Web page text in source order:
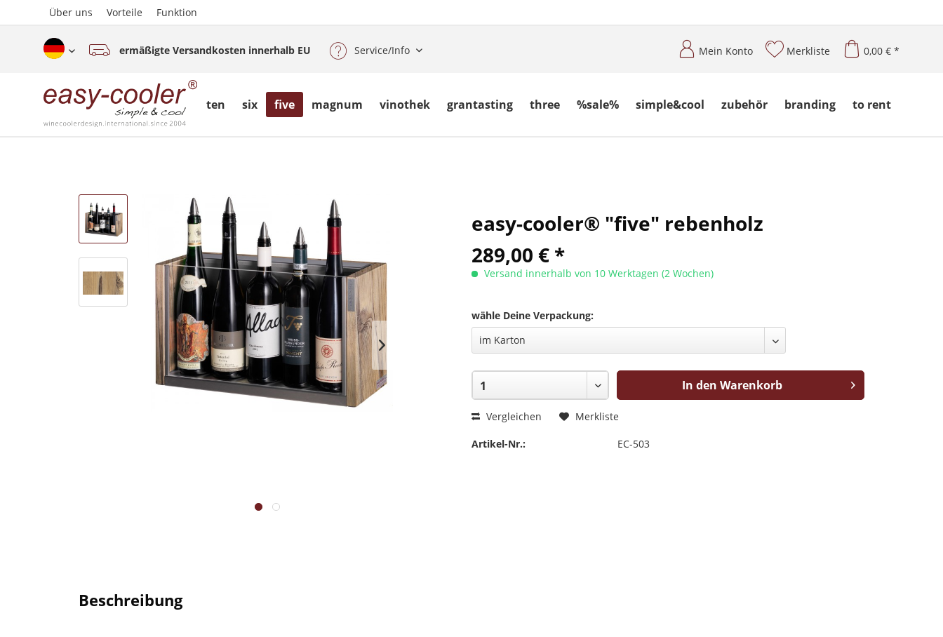
Über uns Vorteile Funktion
Deutsch (www.easy-cooler.com)
ermäßigte Versandkosten innerhalb EU Service/Info Mein Konto Merkliste 0,00 € *
ten six five magnum vinothek grantasting three %sale% simple&cool zubehör branding to rent
easy-cooler® "five" rebenholz
289,00 € *
Versand innerhalb von 10 Werktagen (2 Wochen)
wähle Deine Verpackung:
In den Warenkorb
Vergleichen Merkliste
Artikel-Nr.: EC-503
Beschreibung